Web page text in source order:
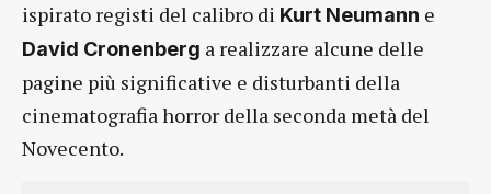
ispirato registi del calibro di Kurt Neumann e
David Cronenberg a realizzare alcune delle
pagine più significative e disturbanti della
cinematografia horror della seconda metà del
Novecento.